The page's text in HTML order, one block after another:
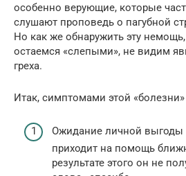
особенно верующие, которые
слушают проповедь о пагубной
Но как же обнаружить эту
остаемся «слепыми», не видим
греха.
Итак, симптомами этой
Ожидание личной выгоды
приходит на помощь
результате этого он не